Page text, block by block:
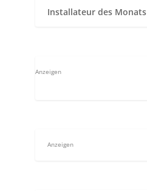
Installateur des Monats
Anzeigen
Anzeigen